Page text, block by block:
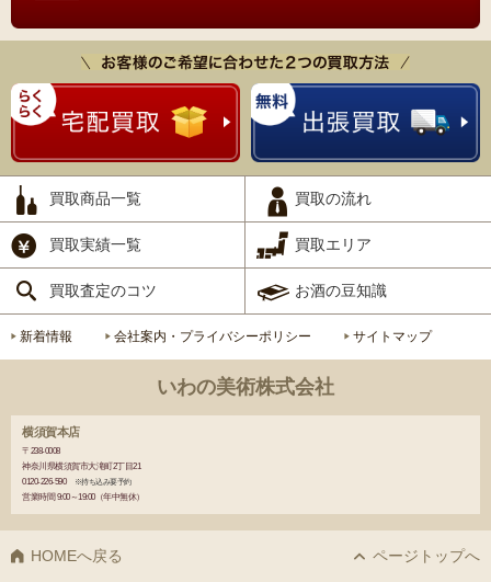
買取商品一覧 買取の流れ
買取実績一覧 買取エリア
買取査定のコツ お酒の豆知識
新着情報 会社案内・プライバシーポリシー サイトマップ
いわの美術株式会社
横須賀本店
〒238-0008
神奈川県横須賀市大滝町2丁目21
0120-226-590
※持ち込み要予約
営業時間 9:00～19:00（年中無休）
HOMEへ戻る ページトップへ